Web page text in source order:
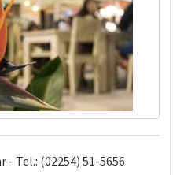
- Tel.: (02254) 51-5656